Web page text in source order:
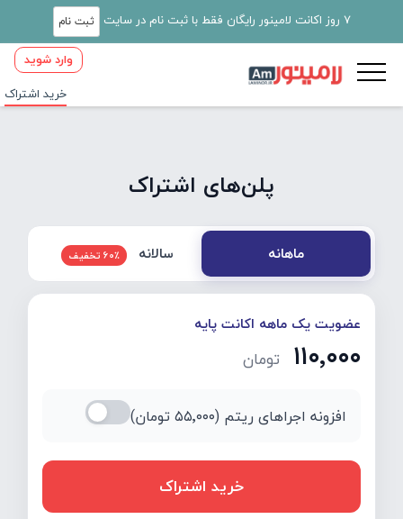
7 روز اکانت لامینور رایگان فقط با ثبت نام در سایت ثبت نام
وارد شوید
خرید اشتراک
پلن‌های اشتراک
ماهانه سالانه 60٪ تخفیف
عضویت یک ماهه اکانت پایه
۱۱۰٬۰۰۰ تومان
افزونه اجراهای ریتم (۵۵٬۰۰۰تومان)
خرید اشتراک